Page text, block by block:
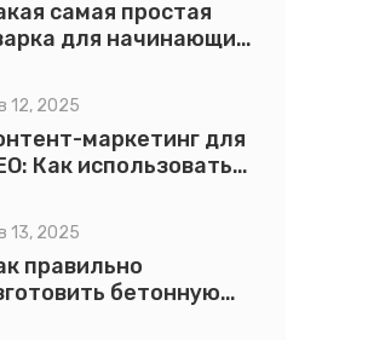
самая простая
для начинающих:
12, 2025
маркетинг для
Как использовать
13, 2025
правильно
бетонную